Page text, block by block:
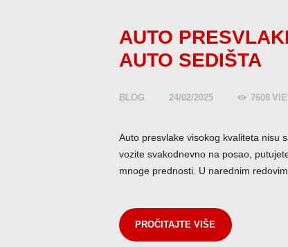
AUTO
AUTO SEDIŠTA
BLOG 24/02/2025 7608
Auto presvlake visokog kvaliteta nisu
vozite svakodnevno na posao,
mnoge prednosti. U narednim
PROČITAJTE VIŠE